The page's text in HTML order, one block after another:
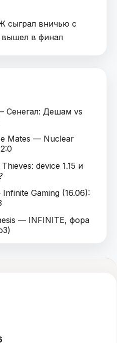
сыграл вничью с
вышел в финал
Сенегал: Дешам vs
Mates — Nuclear
device 1.15 и
Gaming (16.06):
— INFINITE, фора